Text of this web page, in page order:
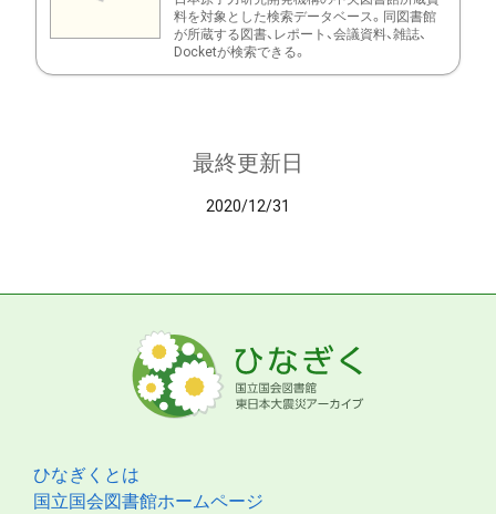
料を対象とした検索データベース。同図書館
が所蔵する図書、レポート、会議資料、雑誌、
Docketが検索できる。
最終更新日
2020/12/31
ひなぎくとは
国立国会図書館ホームページ